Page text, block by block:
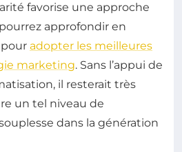
favorise une approche
approfondir en
adopter les meilleures
marketing. Sans l’appui de
il resterait très
un tel niveau de
dans la génération